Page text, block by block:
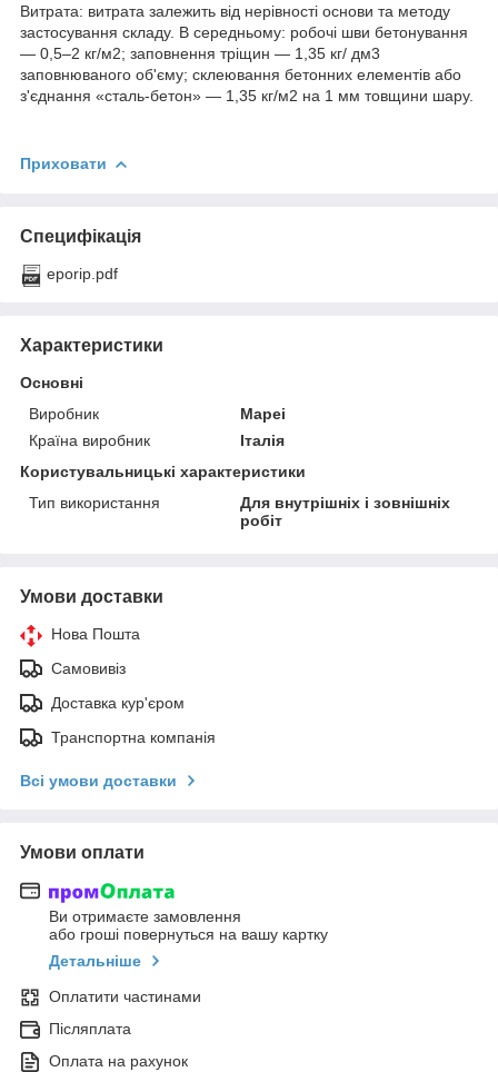
Витрата: витрата залежить від нерівності основи та методу
застосування складу. В середньому: робочі шви бетонування
— 0,5–2 кг/м2; заповнення тріщин — 1,35 кг/ дм3
заповнюваного об'єму; склеювання бетонних елементів або
з'єднання «сталь-бетон» — 1,35 кг/м2 на 1 мм товщини шару.
Приховати
Специфікація
eporiр.pdf
Характеристики
Основні
Виробник
Mapei
Країна виробник
Італія
Користувальницькі характеристики
Тип використання
Для внутрішніх і зовнішніх
робіт
Умови доставки
Нова Пошта
Самовивіз
Доставка кур'єром
Транспортна компанія
Всі умови доставки
Умови оплати
Ви отримаєте замовлення
або гроші повернуться на вашу картку
Детальніше
Оплатити частинами
Післяплата
Оплата на рахунок